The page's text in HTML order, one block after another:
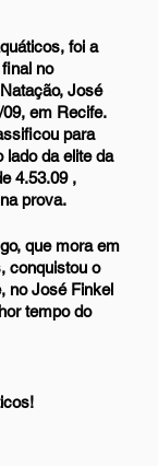
foi a
no
José
em Recife.
para
lado da elite da
4.53.09 ,
prova.
que mora em
conquistou o
no José Finkel
tempo do